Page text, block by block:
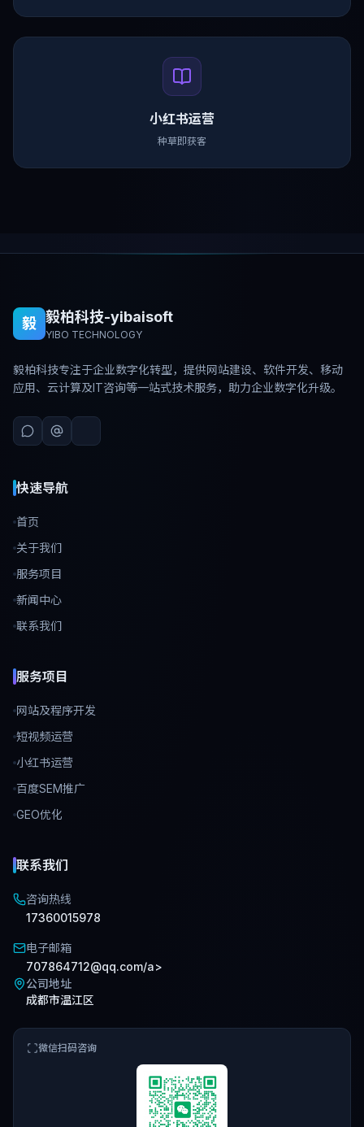
小红书运营
种草即获客
毅 毅柏科技-yibaisoft
YIBO TECHNOLOGY
毅柏科技专注于企业数字化转型，提供网站建设、软件开发、移动
应用、云计算及IT咨询等一站式技术服务，助力企业数字化升级。
快速导航
首页
关于我们
服务项目
新闻中心
联系我们
服务项目
网站及程序开发
短视频运营
小红书运营
百度SEM推广
GEO优化
联系我们
咨询热线
17360015978
电子邮箱
707864712@qq.com/a>
公司地址
成都市温江区
微信扫码咨询